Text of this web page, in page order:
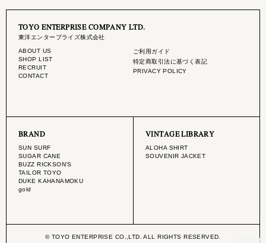
TOYO ENTERPRISE COMPANY LTD.
東洋エンタープライズ株式会社
ABOUT US
SHOP LIST
RECRUIT
CONTACT
ご利用ガイド
特定商取引法に基づく表記
PRIVACY POLICY
BRAND
SUN SURF
SUGAR CANE
BUZZ RICKSON'S
TAILOR TOYO
DUKE KAHANAMOKU
gold
VINTAGE LIBRARY
ALOHA SHIRT
SOUVENIR JACKET
© TOYO ENTERPRISE CO.,LTD. ALL RIGHTS RESERVED.